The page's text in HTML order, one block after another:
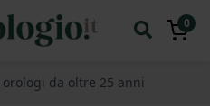
0
da oltre 25 anni